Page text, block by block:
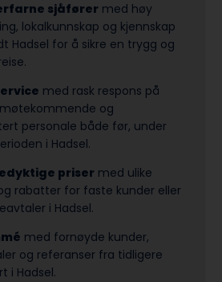
sjåfører med høy
lokalkunnskap og kjennskap
Hadsel for å sikre en trygg og
med rask respons på
og
personale både før, under
i Hadsel.
priser med ulike
rabatter for faste kunder eller
i Hadsel.
med fornøyde kunder,
og referanser fra tidligere
i Hadsel.